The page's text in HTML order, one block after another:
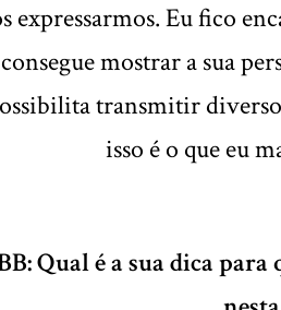
expressarmos. Eu fico
consegue mostrar a sua
transmitir
isso é o que eu
Qual é a sua dica